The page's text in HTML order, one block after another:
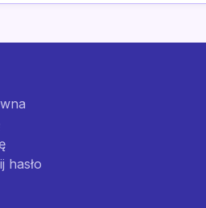
hasło